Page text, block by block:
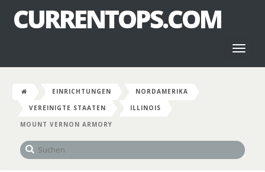
CURRENTOPS.COM
EINRICHTUNGEN
NORDAMERIKA
VEREINIGTE STAATEN
ILLINOIS
MOUNT VERNON ARMORY